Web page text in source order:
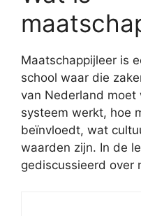
Maatschappijleer is
school waar die
van Nederland moet
systeem werkt, hoe
beïnvloedt, wat
waarden zijn. In de
gediscussieerd over